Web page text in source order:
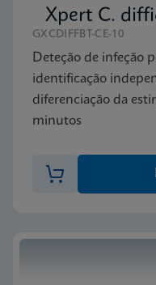
Xpert C.
GXCDIFFBT-CE-10
Deteção de infeção
identificação
diferenciação da
minutos